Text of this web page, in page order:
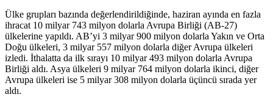
Ülke grupları bazında değerlendirildiğinde, haziran ayında en fazla
ihracat 10 milyar 743 milyon dolarla Avrupa Birliği (AB-27)
ülkelerine yapıldı. AB’yi 3 milyar 900 milyon dolarla Yakın ve Orta
Doğu ülkeleri, 3 milyar 557 milyon dolarla diğer Avrupa ülkeleri
izledi. İthalatta da ilk sırayı 10 milyar 493 milyon dolarla Avrupa
Birliği aldı. Asya ülkeleri 9 milyar 764 milyon dolarla ikinci, diğer
Avrupa ülkeleri ise 5 milyar 308 milyon dolarla üçüncü sırada yer
aldı.